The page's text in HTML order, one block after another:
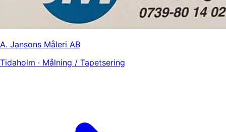
A. Jansons Måleri AB
Tidaholm · Målning / Tapetsering